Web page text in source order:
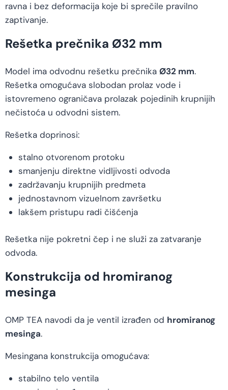
ravna i bez deformacija koje bi sprečile pravilno
zaptivanje.
Rešetka prečnika Ø32 mm
Model ima odvodnu rešetku prečnika Ø32 mm.
Rešetka omogućava slobodan prolaz vode i
istovremeno ograničava prolazak pojedinih krupnijih
nečistoća u odvodni sistem.
Rešetka doprinosi:
stalno otvorenom protoku
smanjenju direktne vidljivosti odvoda
zadržavanju krupnijih predmeta
jednostavnom vizuelnom završetku
lakšem pristupu radi čišćenja
Rešetka nije pokretni čep i ne služi za zatvaranje
odvoda.
Konstrukcija od hromiranog
mesinga
OMP TEA navodi da je ventil izrađen od hromiranog
mesinga.
Mesingana konstrukcija omogućava:
stabilno telo ventila